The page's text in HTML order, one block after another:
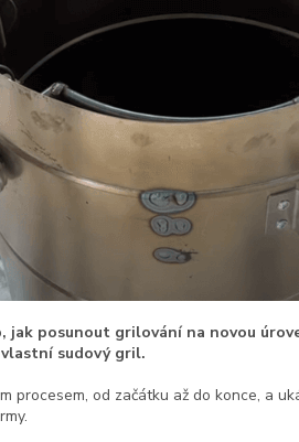
jak posunout grilování na novou
sudový gril.
procesem, od začátku až do konce, a